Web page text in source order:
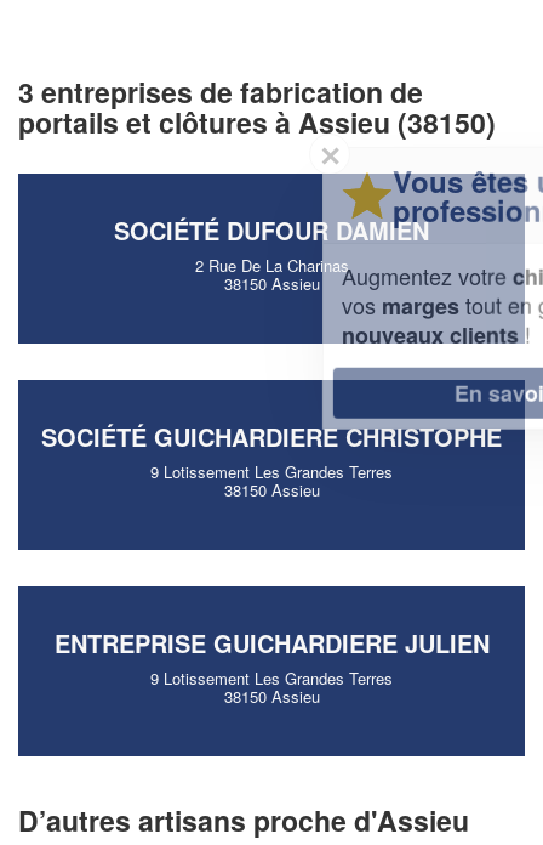
3 entreprises de fabrication de
portails et clôtures à Assieu (38150)
SOCIÉTÉ DUFOUR DAMIEN
2 Rue De La Charinas
38150 Assieu
SOCIÉTÉ GUICHARDIERE CHRISTOPHE
9 Lotissement Les Grandes Terres
38150 Assieu
ENTREPRISE GUICHARDIERE JULIEN
9 Lotissement Les Grandes Terres
38150 Assieu
D’autres artisans proche d'Assieu
Vous êtes un
professionnel ?
Augmentez votrechiffre d'affaireset
tout en gagnant de